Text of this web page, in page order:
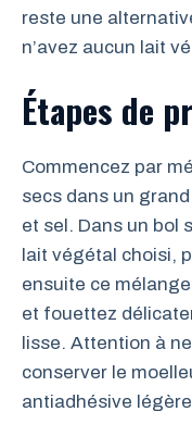
reste une
n’avez aucun lait
Étapes de
Commencez par
secs dans un
et sel. Dans un bol
lait végétal choisi,
ensuite ce
et fouettez
lisse. Attention à
conserver le
antiadhésive